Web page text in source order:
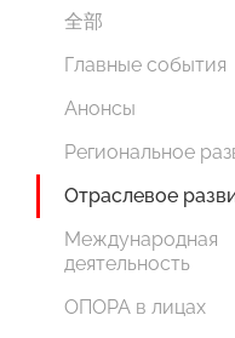
全部
Главные события
Анонсы
Региональное
Отраслевое
Международная
деятельность
ОПОРА в лицах